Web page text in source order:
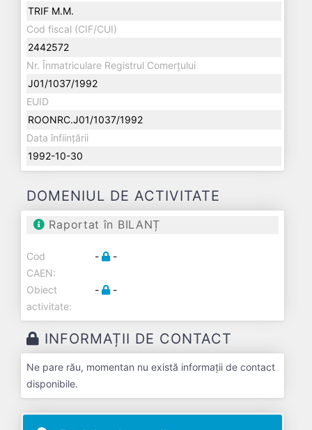
TRIF M.M.
Cod fiscal (CIF/CUI)
2442572
Nr. Înmatriculare Registrul Comerțului
J01/1037/1992
EUID
ROONRC.J01/1037/1992
Data înființării
1992-10-30
DOMENIUL DE ACTIVITATE
Raportat în BILANȚ
Cod
CAEN:
- -
Obiect
activitate:
- -
INFORMAȚII DE CONTACT
Ne pare rău, momentan nu există informații de contact
disponibile.